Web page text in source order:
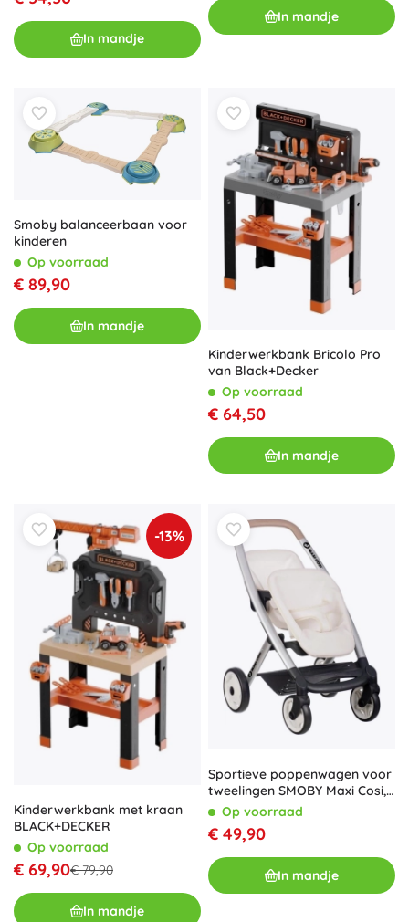
In mandje
In mandje
Smoby balanceerbaan voor
kinderen
Op voorraad
€ 89,90
In mandje
Kinderwerkbank Bricolo Pro
van Black+Decker
Op voorraad
€ 64,50
In mandje
-13%
Kinderwerkbank met kraan
BLACK+DECKER
Op voorraad
€ 69,90€ 79,90
In mandje
Sportieve poppenwagen voor
tweelingen SMOBY Maxi Cosi,
beigeOp voorraad
€ 49,90
In mandje